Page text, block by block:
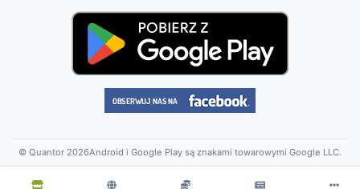
© Quantor 2026Android i Google Play są znakami towarowymi Google LLC.